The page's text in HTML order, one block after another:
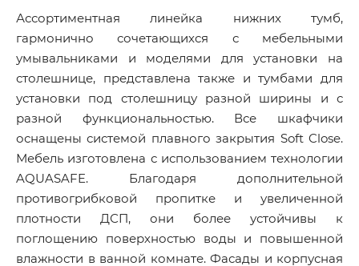
Ассортиментная линейка нижних тумб,
гармонично сочетающихся с мебельными
умывальниками и моделями для установки на
столешнице, представлена также и тумбами для
установки под столешницу разной ширины и с
разной функциональностью. Все шкафчики
оснащены системой плавного закрытия Soft Close.
Мебель изготовлена с использованием технологии
AQUASAFE. Благодаря дополнительной
противогрибковой пропитке и увеличенной
плотности ДСП, они более устойчивы к
поглощению поверхностью воды и повышенной
влажности в ванной комнате. Фасады и корпусная